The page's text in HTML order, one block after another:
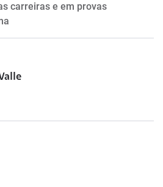
carreiras e em provas